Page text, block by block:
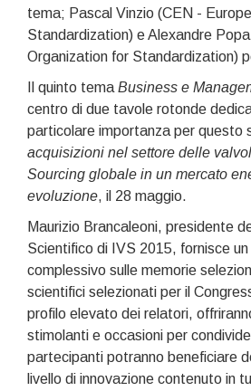
tema; Pascal Vinzio (CEN -
Standardization) e Alexandre
Organization for Standardization)
Il quinto tema Business e
centro di due tavole rotonde
particolare importanza per questo
acquisizioni nel settore delle
Sourcing globale in un mercato
evoluzione, il 28 maggio.
Maurizio Brancaleoni, presidente
Scientifico di IVS 2015, fornisce
complessivo sulle memorie
scientifici selezionati per il
profilo elevato dei relatori,
stimolanti e occasioni per
partecipanti potranno beneficiare
livello di innovazione contenuto in